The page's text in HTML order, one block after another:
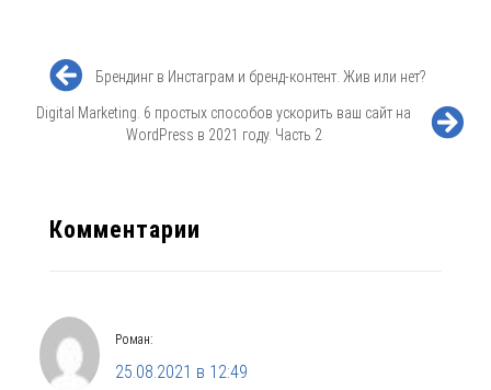
Брендинг в Инстаграм и бренд-контент. Жив или нет?
Digital Marketing. 6 простых способов ускорить ваш сайт на
WordPress в 2021 году. Часть 2
Комментарии
Роман:
25.08.2021 в 12:49